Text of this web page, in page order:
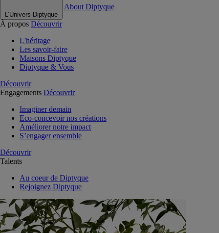
L’Univers Diptyque
About Diptyque
À propos Découvrir
L'héritage
Les savoir-faire
Maisons Diptyque
Diptyque & Vous
Découvrir
Engagements Découvrir
Imaginer demain
Eco-concevoir nos créations
Améliorer notre impact
S’engager ensemble
Découvrir
Talents
Au coeur de Diptyque
Rejoignez Diptyque